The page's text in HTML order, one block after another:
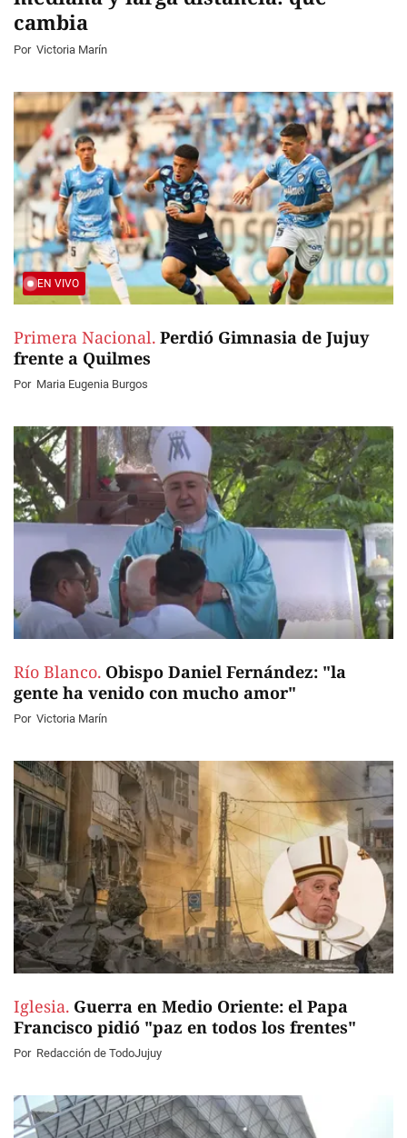
cambia
Por Victoria Marín
EN VIVO
Primera Nacional. Perdió Gimnasia de Jujuy
frente a Quilmes
Por Maria Eugenia Burgos
Río Blanco. Obispo Daniel Fernández: "la
gente ha venido con mucho amor"
Por Victoria Marín
Iglesia. Guerra en Medio Oriente: el Papa
Francisco pidió "paz en todos los frentes"
Por Redacción de TodoJujuy